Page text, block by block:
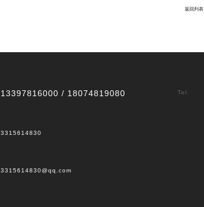
返回列表
13397816000 / 18074819080
3315614830
3315614830@qq.com
Tel.